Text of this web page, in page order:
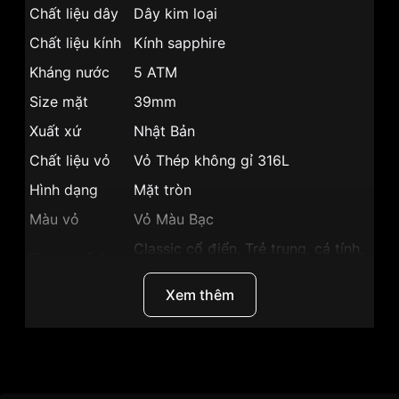
Chất liệu dây
Dây kim loại
Chất liệu kính
Kính sapphire
Kháng nước
5 ATM
Size mặt
39mm
Xuất xứ
Nhật Bản
Chất liệu vỏ
Vỏ Thép không gỉ 316L
Hình dạng
Mặt tròn
Màu vỏ
Vỏ Màu Bạc
Classic cổ điển, Trẻ trung, cá tính,
Sang trọng
Lịch ngày,giờ, phút, giây
Xem thêm